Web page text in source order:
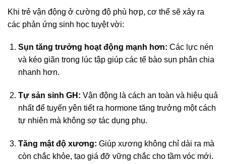
Khi trẻ vận động ở cường độ phù hợp, cơ thể sẽ xảy ra
các phản ứng sinh học tuyệt vời:
Sụn tăng trưởng hoạt động mạnh hơn: Các lực nén
và kéo giãn trong lúc tập giúp các tế bào sụn phân chia
nhanh hơn.
Tự sản sinh GH: Vận động là cách an toàn và hiệu quả
nhất để tuyến yên tiết ra hormone tăng trưởng một cách
tự nhiên mà không sợ tác dụng phụ.
Tăng mật độ xương: Giúp xương không chỉ dài ra mà
còn chắc khỏe, tạo giá đỡ vững chắc cho tầm vóc mới.